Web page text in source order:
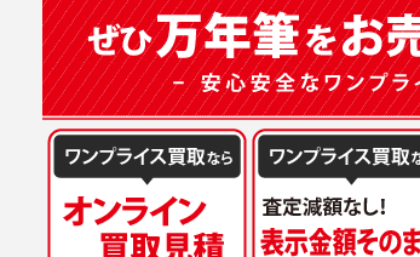
(3)ご本人または公衆の生命、身体又は財産の
(4)国の機関若しくは地方公共団体又はその委
本人の同意を得ることにより当該事務の遂行に
(5)業務を円滑に進めるために、外部業者に個
の安全管理が図られるように、委託先に対する
当社への個人情報の提供はお客様の任意です
ますのでご了承下さい。